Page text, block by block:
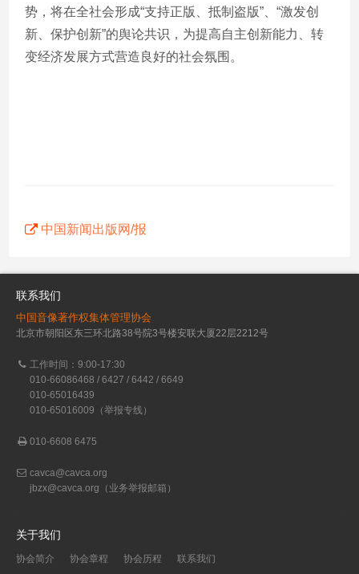
势，将在全社会形成“支持正版、抵制盗版”、“激发创
新、保护创新”的舆论共识，为提高自主创新能力、转
变经济发展方式营造良好的社会氛围。
中国新闻出版网/报
联系我们
中国音像著作权集体管理协会
北京市朝阳区东三环北路38号院3号楼安联大厦22层2212号
工作时间：9:00-17:30
010-66086468 / 6427 / 6442 / 6649
010-65016439
010-65016009（举报专线）
010-6608 6475
cavca@cavca.org
jbzx@cavca.org （业务举报邮箱）
关于我们
协会简介 协会章程 协会历程 联系我们